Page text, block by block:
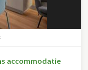
accommodatie